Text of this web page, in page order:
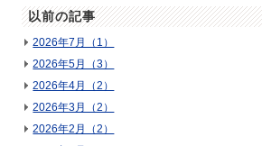
以前の記事
2026年7月（1）
2026年5月（3）
2026年4月（2）
2026年3月（2）
2026年2月（2）